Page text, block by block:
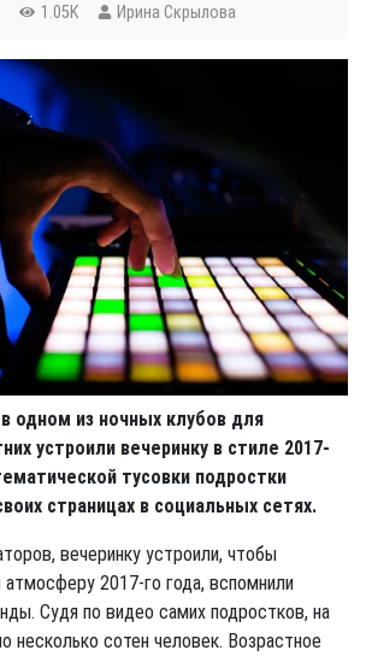
1.05K Ирина Скрылова
одном из ночных клубов для
устроили вечеринку в стиле 2017-
тусовки подростки
страницах в социальных сетях.
вечеринку устроили, чтобы
2017-го года, вспомнили
Судя по видео самих подростков, на
несколько сотен человек. Возрастное